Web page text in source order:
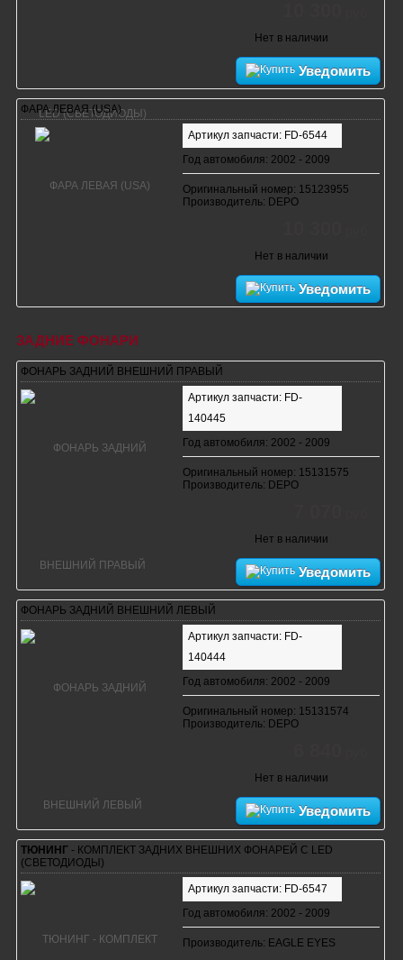
Нет в наличии
Уведомить
ФАРА ЛЕВАЯ (USA)
Артикул запчасти: FD-6544
Год автомобиля: 2002 - 2009
Оригинальный номер: 15123955
Производитель: DEPO
Нет в наличии
Уведомить
ЗАДНИЕ ФОНАРИ
ФОНАРЬ ЗАДНИЙ ВНЕШНИЙ ПРАВЫЙ
Артикул запчасти: FD-
140445
Год автомобиля: 2002 - 2009
Оригинальный номер: 15131575
Производитель: DEPO
Нет в наличии
Уведомить
ФОНАРЬ ЗАДНИЙ ВНЕШНИЙ ЛЕВЫЙ
Артикул запчасти: FD-
140444
Год автомобиля: 2002 - 2009
Оригинальный номер: 15131574
Производитель: DEPO
Нет в наличии
Уведомить
ТЮНИНГ- КОМПЛЕКТ ЗАДНИХ ВНЕШНИХ ФОНАРЕЙ С LED
(СВЕТОДИОДЫ)
Артикул запчасти: FD-6547
Год автомобиля: 2002 - 2009
Производитель: EAGLE EYES